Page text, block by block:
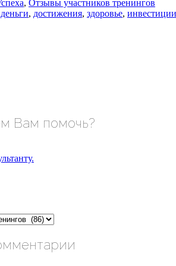
, Отзывы участников тренингов
деньги, достижения, здоровье, инвестиции
Вам помочь?